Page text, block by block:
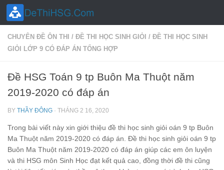
Skip to content
CHUYÊN ĐỀ ÔN THI / ĐỀ THI HỌC SINH GIỎI / ĐỀ THI HỌC SINH
GIỎI LỚP 9 CÓ ĐÁP ÁN TỔNG HỢP
Đề HSG Toán 9 tp Buôn Ma Thuột năm
2019-2020 có đáp án
BY THẦY ĐÔNG · THÁNG 2 16, 2020
Trong bài viết này xin giới thiệu đề thi học sinh giỏi oán 9 tp Buôn
Ma Thuột năm 2019-2020 có đáp án. Đề thi học sinh giỏi oán 9 tp
Buôn Ma Thuột năm 2019-2020 có đáp án giúp các em ôn luyện
và thi HSG môn Sinh Học đạt kết quả cao, đồng thời đề thi cũng